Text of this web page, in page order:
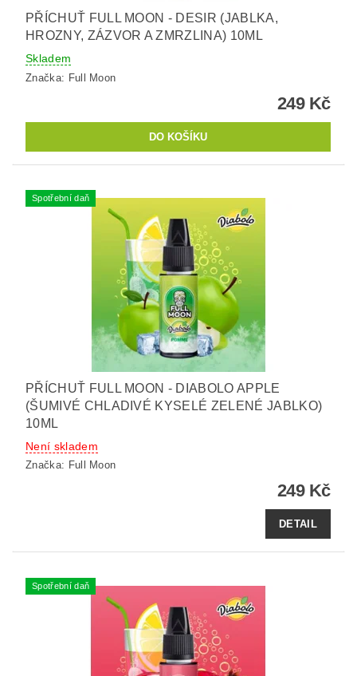
PŘÍCHUŤ FULL MOON - DESIR (JABLKA,
HROZNY, ZÁZVOR A ZMRZLINA) 10ML
Skladem
Značka: Full Moon
249 Kč
Spotřební daň
PŘÍCHUŤ FULL MOON - DIABOLO APPLE
(ŠUMIVÉ CHLADIVÉ KYSELÉ ZELENÉ JABLKO)
10ML
Není skladem
Značka: Full Moon
249 Kč
DETAIL
Spotřební daň